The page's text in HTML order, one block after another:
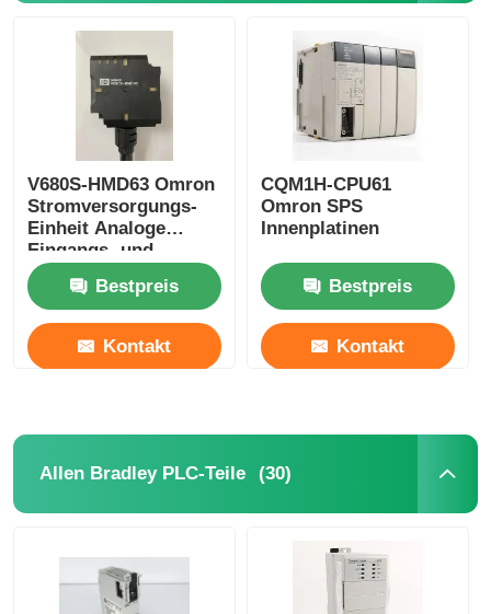
V680S-HMD63 Omron
Stromversorgungs-
Einheit Analoge
Eingangs- und
Ausgangseinheiten
Bestpreis
Kontakt
CQM1H-CPU61
Omron SPS
Innenplatinen
Bestpreis
Kontakt
Allen Bradley PLC-Teile (30)